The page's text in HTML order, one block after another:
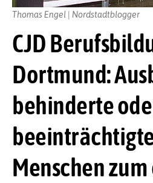
CJD
Dortmund:
behinderte
Menschen
Thomas Engel | Nordstadtblogger